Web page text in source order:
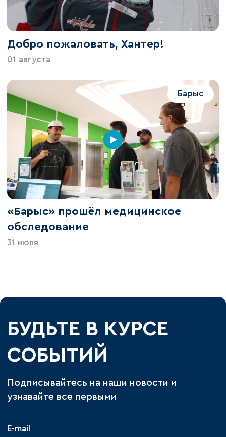
Добро пожаловать, Хантер!
01 августа
Барыс
«Барыс» прошёл медицинское
обследование
31 июля
БУДЬТЕ В КУРСЕ
СОБЫТИЙ
Подписывайтесь на наши новости и
узнавайте все первыми
E-mail